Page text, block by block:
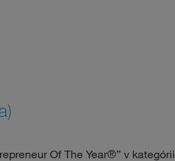
Of The Year®” v kategórii